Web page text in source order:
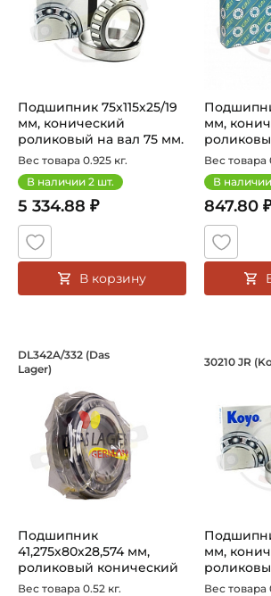
Подшипник 75х115х25/19
мм, конический
роликовый на вал 75 мм.
Артикул 3...
Вес товара 0.925 кг.
В наличии 2 шт.
5 334.88 ₽
В корзину
мм,
Артикул
Вес товара
В наличии
847.80 ₽
Подшипник
Подшипник DL342A/332 Das Lager
DL342A/332 (Das
Lager)
Подшипник
41,275х80х28,574 мм,
роликовый конический
на вал 41,275 мм. А...
Вес товара 0.52 кг.
30210 JR
мм,
Артикул
Вес товара